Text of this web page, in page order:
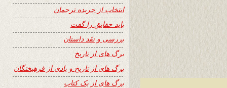
انتخاب از جریده ترجمان
باید حقایق را گفت
بررسی و نقد داستان
برگ های از تاریخ
برگ های از تاریخ و یادی از فرهیختگان
برگ های از یک کتاب